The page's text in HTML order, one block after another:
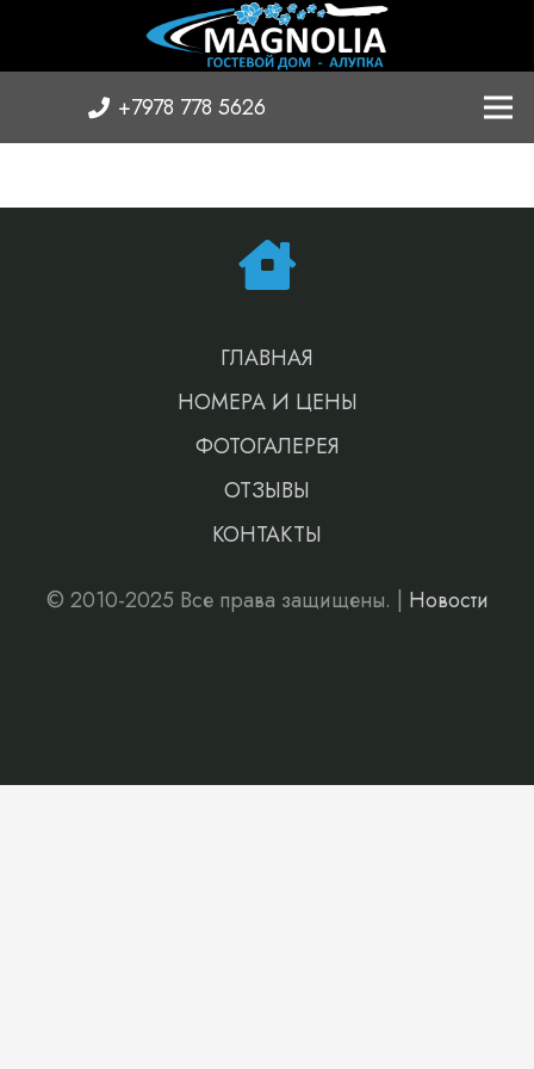
+7978 778 5626
ГЛАВНАЯ
НОМЕРА И ЦЕНЫ
ФОТОГАЛЕРЕЯ
ОТЗЫВЫ
КОНТАКТЫ
© 2010-2025 Все права защищены. | Новости